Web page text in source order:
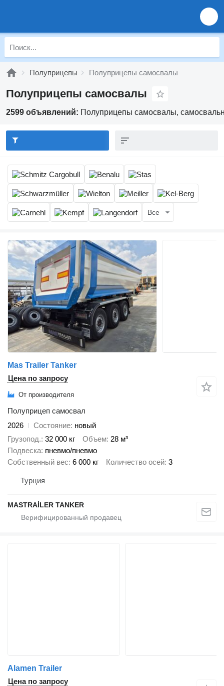
Полуприцепы Полуприцепы самосвалы
Полуприцепы самосвалы
2599 объявлений: Полуприцепы самосвалы,
Все
Mas Trailer Tanker
Цена по запросу
От производителя
Полуприцеп самосвал
2026
Состояние новый
Грузопод. 32 000 кг Объем 28 м³
Подвеска пневмо/пневмо
Собственный вес 6 000 кг Количество осей 3
Турция
MASTRAİLER TANKER
Alamen Trailer
Цена по запросу